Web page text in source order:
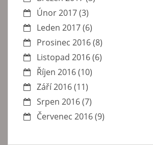
Únor 2017(3)
Leden 2017(6)
Prosinec 2016(8)
Listopad 2016(6)
Říjen 2016(10)
Září 2016(11)
Srpen 2016(7)
Červenec 2016(9)